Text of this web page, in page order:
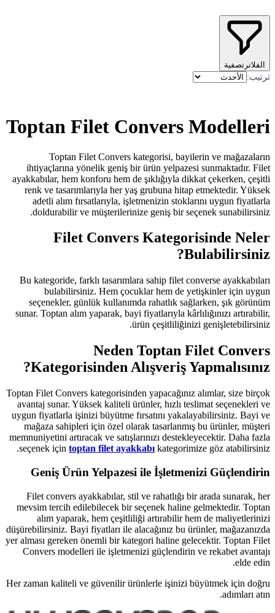
Toptan Filet
Toptan Filet Convers
ihtiyaçlarına yönelik geniş bir
ayakkabılar, hem konforu hem de
renk ve tasarımlarıyla her yaş
adetli alım fırsatlarıyla,
doldurabilir ve müşterilerinize
Filet Convers
Bu kategoride, farklı tasarımlara
bulabilirsiniz. Hem
seçenekler, günlük kullanımda
sunar. Toptan alım yaparak, bayi
ürün
Neden
Kategorisinden
Toptan Filet Convers kategorisinden
avantaj sunar. Yüksek kaliteli
uygun fiyatlarla işinizi büyütme
mağaza sahipleri için özel olarak
memnuniyetini artıracak ve
seçenek içintoptan filet ayakkabı
Geniş Ürün Yelpazesi
Filet convers ayakkabılar, stil ve
mevsim tercih edilebilecek bir
alım yaparak, hem çeşitliliği
düşürebilirsiniz. Bayi fiyatları ile
yer alması gereken önemli bir
Convers modelleri ile işletmenizi
Her zaman kaliteli ve güvenilir